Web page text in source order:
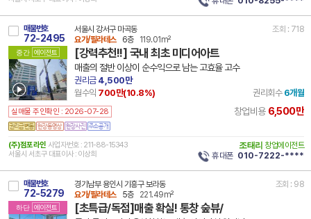
매물번호
72-2495
중간 에이전트
서울시 강서구 마곡동
조회 : 718
요가/필라테스
6층 119.01m²
[강력추천!!] 국내 최초 미디어아트
매출의 절반 이상이 순수익으로 남는 고효율 고수
권리금4,500만
월수익 700만(10.8%) 권리회수 6개월
실매물 주인확인 : 2026-07-28 창업비용 6,500만
(주)점포라인 사업자번호 : 211-88-15343
서울시 서초구 대표이사 : 이상희
조태리 창업에이전트
휴대폰 010-7222-****
매물번호
72-5279
하단 에이전트
경기남부 용인시 기흥구 보라동
조회 : 98
요가/필라테스
5층 221.49m²
[초특급/독점]매출 확실! 통창 숲뷰/